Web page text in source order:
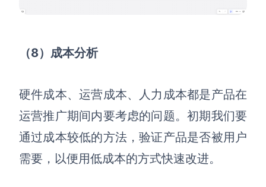
（8）成本分析
硬件成本、运营成本、人力成本都是产品在
运营推广期间内要考虑的问题。初期我们要
通过成本较低的方法，验证产品是否被用户
需要，以便用低成本的方式快速改进。